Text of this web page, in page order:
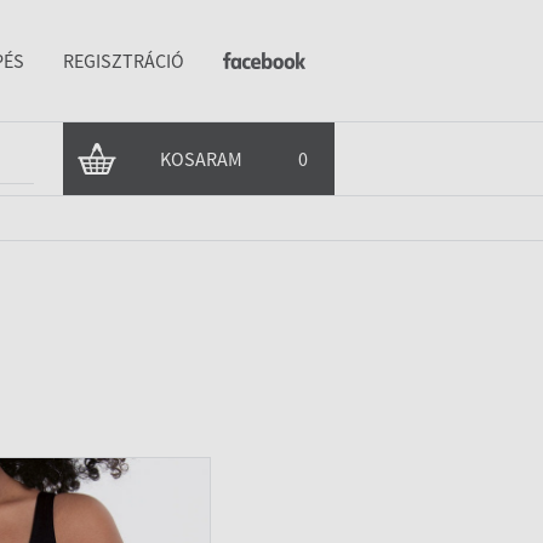
REGISZTRÁCIÓ
KOSARAM 0